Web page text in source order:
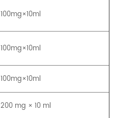
100mg×10ml
100mg×10ml
100mg×10ml
200 mg × 10 ml